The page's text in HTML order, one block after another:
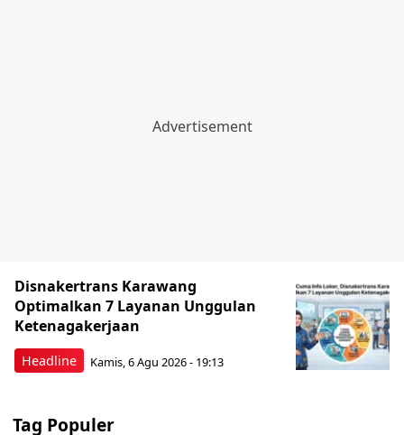
Headline
Disnakertrans Karawang
Optimalkan 7 Layanan Unggulan
Ketenagakerjaan
Kamis, 6 Agu 2026 - 19:13
Tag Populer